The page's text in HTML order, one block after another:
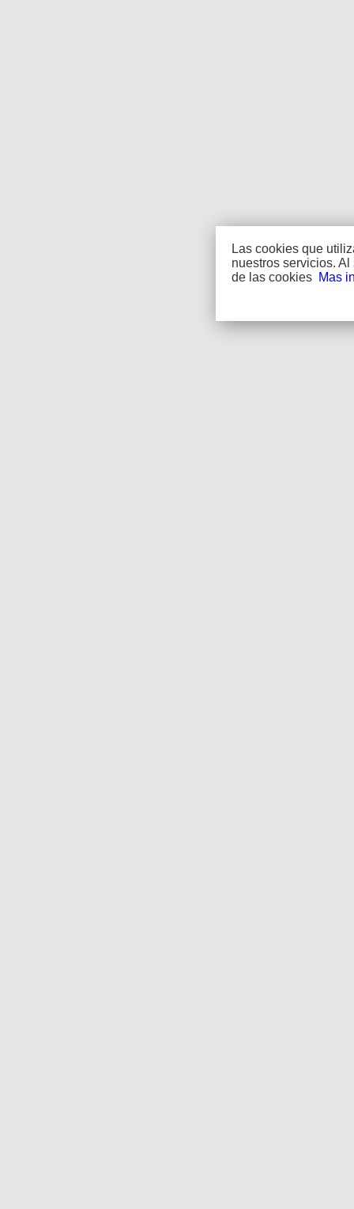
Las cookies que
nuestros servicios.
de las cookies Mas